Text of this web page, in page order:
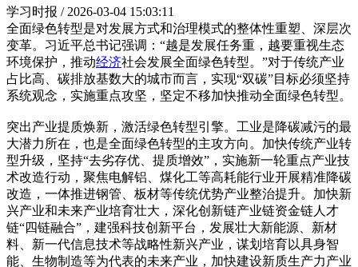
学习时报 / 2026-03-04 15:03:11
全面绿色转型是对发展方式和治理模式的整体性重塑、深层次
变革。习近平总书记强调：“越是发展任务重，越要重视生态
环境保护，推动经济社会发展全面绿色转型。”对于传统产业
占比高、碳排放基数大的城市而言，实现“双碳”目标必须坚持
系统观念，实施重点攻坚，坚定不移加快推动全面绿色转型。
突出产业提质焕新，激活绿色转型引擎。工业是降碳减污的最
大潜力所在，也是全面绿色转型的主攻方向。加快传统产业转
型升级，坚持“去劣存优、提质增效”，实施新一轮重点产业技
术改造行动，聚焦电解铝、煤化工等高耗能行业开展精准降碳
改造，一体推进钢管、板材等传统优势产业整治提升。加快新
兴产业和未来产业培育壮大，深化创新链产业链资金链人才
链“四链融合”，建强科技创新平台，发展壮大新能源、新材
料、新一代信息技术等战略性新兴产业，谋划培育以具身智
能、生物制造等为代表的未来产业，加快建设新质生产力产业